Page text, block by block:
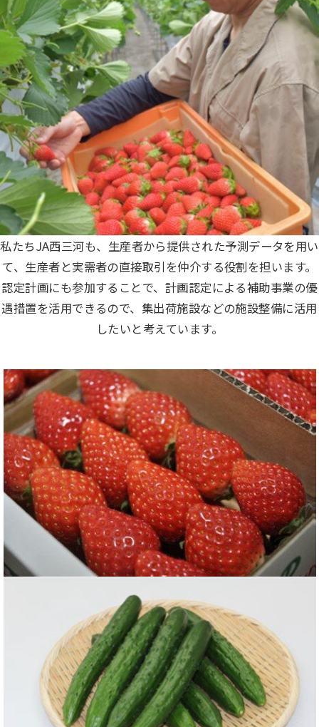
私たちJA西三河も、生産者から提供された予測データを用い
て、生産者と実需者の直接取引を仲介する役割を担います。
認定計画にも参加することで、計画認定による補助事業の優
遇措置を活用できるので、集出荷施設などの施設整備に活用
したいと考えています。